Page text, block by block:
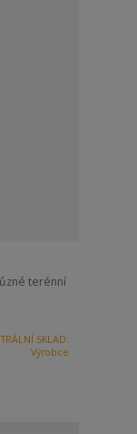
terénní
SKLAD:
Výrobce